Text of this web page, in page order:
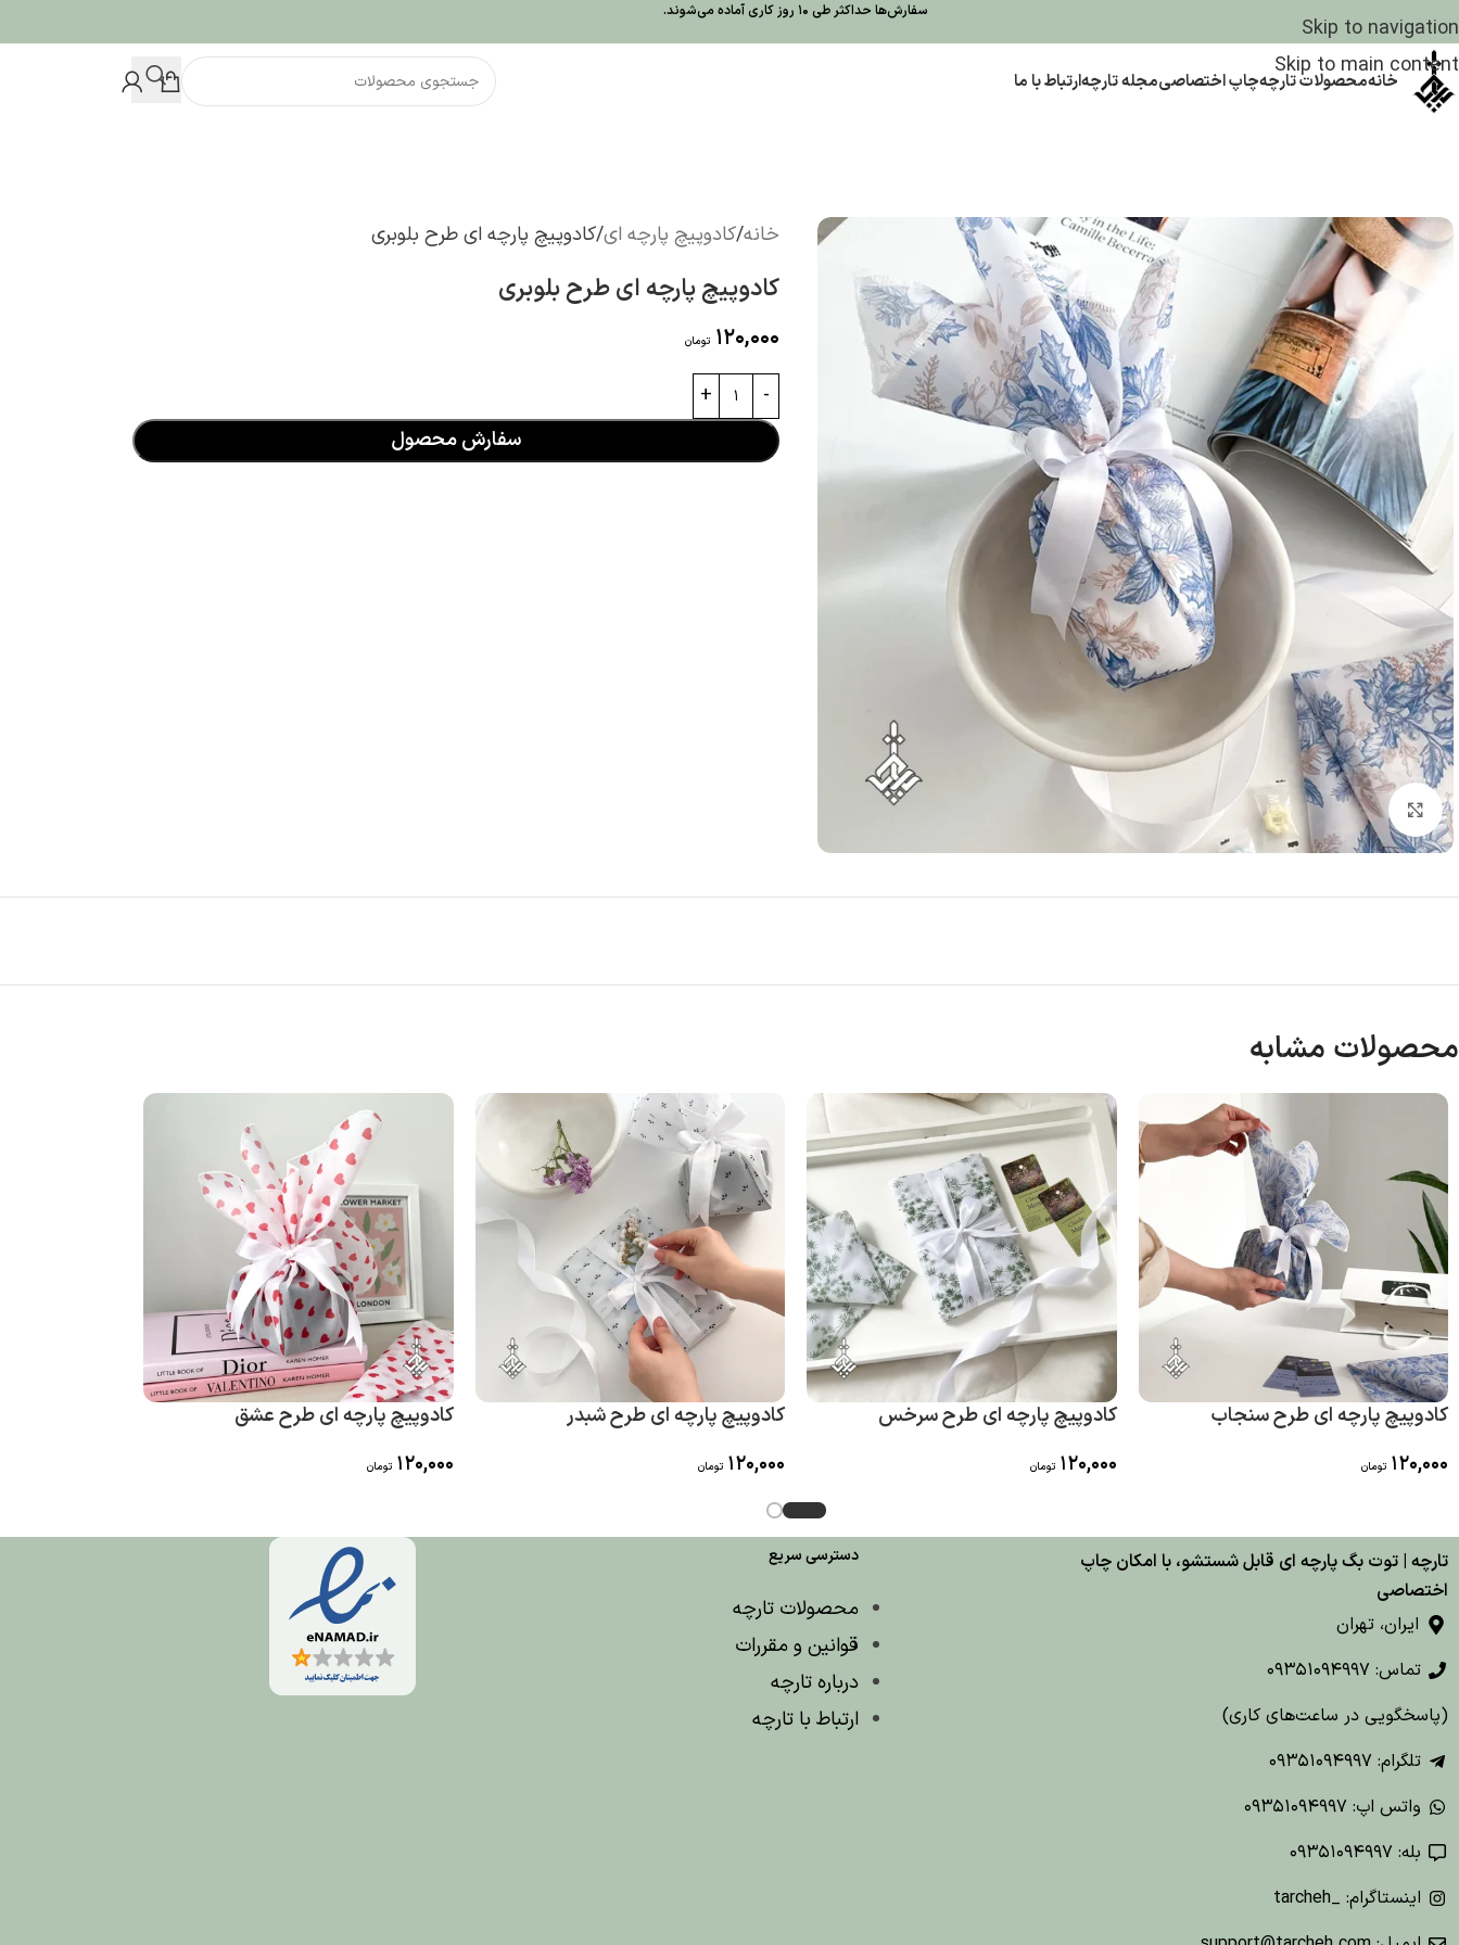
Skip to navigation
Skip to main content
سفارش‌ها حداکثر طی 10 روز کاری آماده می‌شوند.
خانهمحصولات تارچهچاپ اختصاصیمجله تارچهارتباط با ما
بزرگنمایی تصویر
خانه کادوپیچ پارچه ای کادوپیچ پارچه ای طرح بلوبری
کادوپیچ پارچه ای طرح بلوبری
120,000 تومان
سفارش محصول
محصولات مشابه
کادوپیچ پارچه ای طرح سنجاب
120,000 تومان
کادوپیچ پارچه ای طرح سرخس
120,000 تومان
کادوپیچ پارچه ای طرح شبدر
120,000 تومان
کادوپیچ پارچه ای طرح عشق
120,000 تومان
تارچه | توت بگ پارچه ای قابل شستشو، با امکان چاپ
اختصاصی
ایران، تهران
تماس: 09351094997
(پاسخگویی در ساعت‌های کاری)
تلگرام: 09351094997
واتس اپ: 09351094997
بله: 09351094997
اینستاگرام: _tarcheh
دسترسی سریع
محصولات تارچه
قوانین و مقررات
درباره تارچه
ارتباط با تارچه